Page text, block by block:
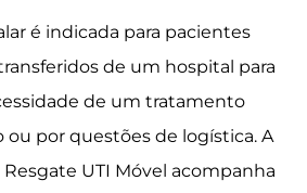
é indicada para pacientes
de um hospital para
de um tratamento
ou por questões de logística. A
UTI Móvel acompanha